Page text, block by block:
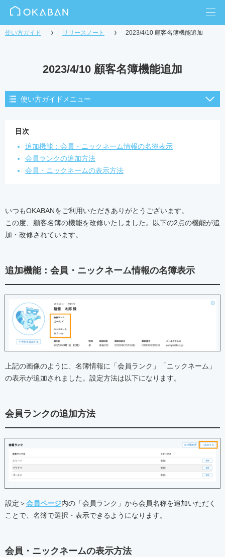
2023/4/10 顧客名簿機能追加
使い方ガイドメニュー
使い方ガイド リリースノート 2023/4/10 顧客名簿機能追加
目次
追加機能：会員・ニックネーム情報の名簿表示
会員ランクの追加方法
会員・ニックネームの表示方法
いつもOKABANをご利用いただきありがとうございます。
この度、顧客名簿の機能を改修いたしました。以下の2点の機能が追
加・改修されています。
追加機能：会員・ニックネーム情報の名簿表示
上記の画像のように、名簿情報に「会員ランク」「ニックネーム」
の表示が追加されました。設定方法は以下になります。
会員ランクの追加方法
設定＞会員ページ内の「会員ランク」から会員名称を追加いただく
ことで、名簿で選択・表示できるようになります。
会員・ニックネームの表示方法